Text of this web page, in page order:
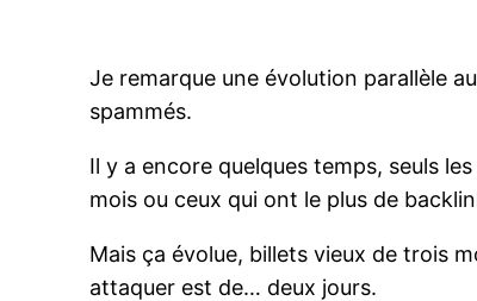
Je remarque une évolution parallèle
spammés.
Il y a encore quelques temps, seuls
mois ou ceux qui ont le plus de
Mais ça évolue, billets vieux de trois
attaquer est de… deux jours.